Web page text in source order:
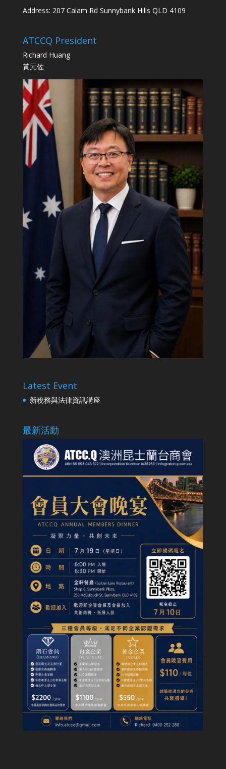
Address: 207 Calam Rd Sunnybank Hills QLD 4109
ATCCQ President
Richard Huang
黃元佐
Latest Event
新稅務與法律資訊講座
最新活動